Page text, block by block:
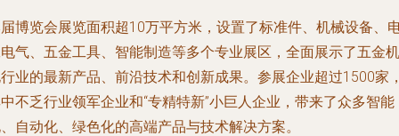
博览会展览面积超10万平方米，设置了标准件、机械设备、
气、五金工具、智能制造等多个专业展区，全面展示了五金机
业的最新产品、前沿技术和创新成果。参展企业超过1500家
不乏行业领军企业和“专精特新”小巨人企业，带来了众多智能
自动化、绿色化的高端产品与技术解决方案。